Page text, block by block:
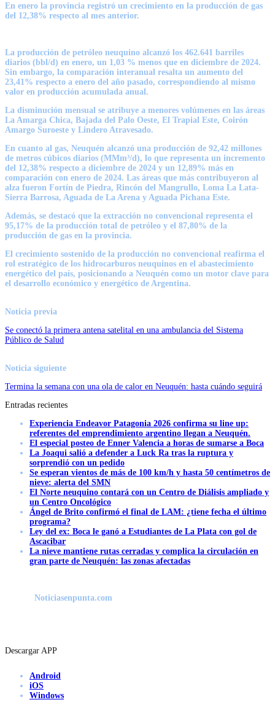
En enero la provincia registró un crecimiento en la producción de gas
del 12,38% respecto al mes anterior.
La producción de petróleo neuquino alcanzó los 462.641 barriles
diarios (bbl/d) en enero, un 1,03 % menos que en diciembre de 2024.
Sin embargo, la comparación interanual resalta un aumento del
23,41% respecto a enero del año pasado, correspondiendo al mismo
valor en producción acumulada anual.
La disminución mensual se atribuye a menores volúmenes en las áreas
La Amarga Chica, Bajada del Palo Oeste, El Trapial Este, Coirón
Amargo Suroeste y Lindero Atravesado.
En cuanto al gas, Neuquén alcanzó una producción de 92,42 millones
de metros cúbicos diarios (MMm³/d), lo que representa un incremento
del 12,38% respecto a diciembre de 2024 y un 12,89% más en
comparación con enero de 2024. Las áreas que más contribuyeron al
alza fueron Fortín de Piedra, Rincón del Mangrullo, Loma La Lata-
Sierra Barrosa, Aguada de La Arena y Aguada Pichana Este.
Además, se destacó que la extracción no convencional representa el
95,17% de la producción total de petróleo y el 87,80% de la
producción de gas en la provincia.
El crecimiento sostenido de la producción no convencional reafirma el
rol estratégico de los hidrocarburos neuquinos en el abastecimiento
energético del país, posicionando a Neuquén como un motor clave para
el desarrollo económico y energético de Argentina.
Noticia previa
Se conectó la primera antena satelital en una ambulancia del Sistema
Público de Salud
Noticia siguiente
Termina la semana con una ola de calor en Neuquén: hasta cuándo seguirá
Entradas recientes
Experiencia Endeavor Patagonia 2026 confirma su line up:
referentes del emprendimiento argentino llegan a Neuquén.
El especial posteo de Enner Valencia a horas de sumarse a Boca
La Joaqui salió a defender a Luck Ra tras la ruptura y
sorprendió con un pedido
Se esperan vientos de más de 100 km/h y hasta 50 centímetros de
nieve: alerta del SMN
El Norte neuquino contará con un Centro de Diálisis ampliado y
un Centro Oncológico
Ángel de Brito confirmó el final de LAM: ¿tiene fecha el último
programa?
Ley del ex: Boca le ganó a Estudiantes de La Plata con gol de
Ascacibar
La nieve mantiene rutas cerradas y complica la circulación en
gran parte de Neuquén: las zonas afectadas
Noticiasenpunta.com
Descargar APP
Android
iOS
Windows